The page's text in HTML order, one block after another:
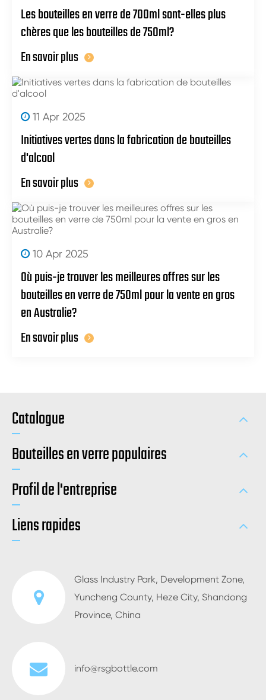
Les bouteilles en verre de 700ml sont-elles plus
chères que les bouteilles de 750ml?
En savoir plus
11 Apr 2025
Initiatives vertes dans la fabrication de bouteilles
d'alcool
En savoir plus
10 Apr 2025
Où puis-je trouver les meilleures offres sur les
bouteilles en verre de 750ml pour la vente en gros
en Australie?
En savoir plus
Catalogue
Bouteilles en verre populaires
Profil de l'entreprise
Liens rapides
Glass Industry Park, Development Zone,
Yuncheng County, Heze City, Shandong
Province, China
info@rsgbottle.com